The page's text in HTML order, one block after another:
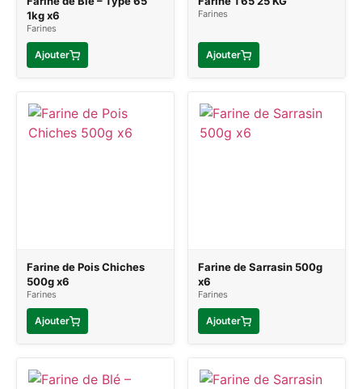
1kg x6
Farines
Ajouter
Farines
Ajouter
Farine de Pois Chiches
500g x6
Farines
Ajouter
Farine de Sarrasin 500g
x6
Farines
Ajouter